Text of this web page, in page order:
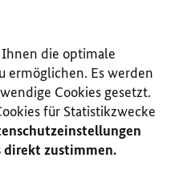
die optimale
ermöglichen. Es werden
Cookies gesetzt.
für Statistikzwecke
direkt zustimmen.